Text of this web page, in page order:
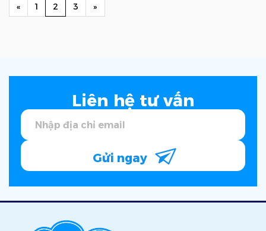
«Previous
1 2 (current)
3 »
Liên hệ tư vấn
Gửi ngay